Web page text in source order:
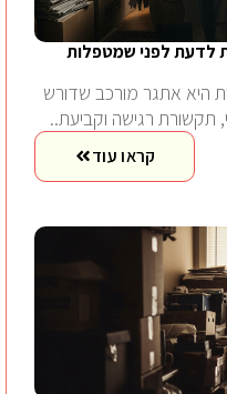
לדעת לפני שמטפלות
היא אתגר מורכב שדורש
תקשורת רגישה וקביעת..
קראו עוד